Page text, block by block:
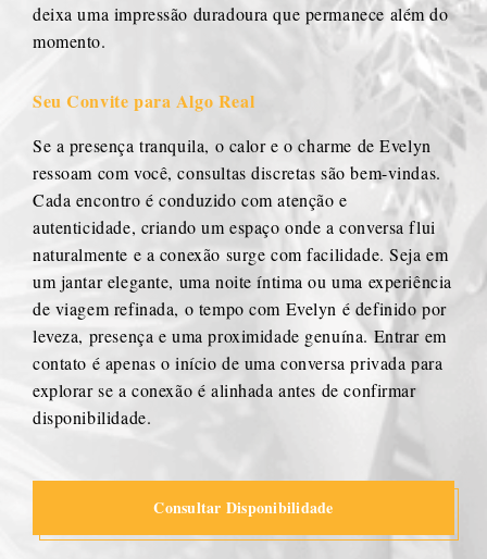
deixa uma impressão duradoura que permanece além do
momento.
Seu Convite para Algo Real
Se a presença tranquila, o calor e o charme de Evelyn
ressoam com você, consultas discretas são bem-vindas.
Cada encontro é conduzido com atenção e
autenticidade, criando um espaço onde a conversa flui
naturalmente e a conexão surge com facilidade. Seja em
um jantar elegante, uma noite íntima ou uma experiência
de viagem refinada, o tempo com Evelyn é definido por
leveza, presença e uma proximidade genuína. Entrar em
contato é apenas o início de uma conversa privada para
explorar se a conexão é alinhada antes de confirmar
disponibilidade.
Consultar Disponibilidade